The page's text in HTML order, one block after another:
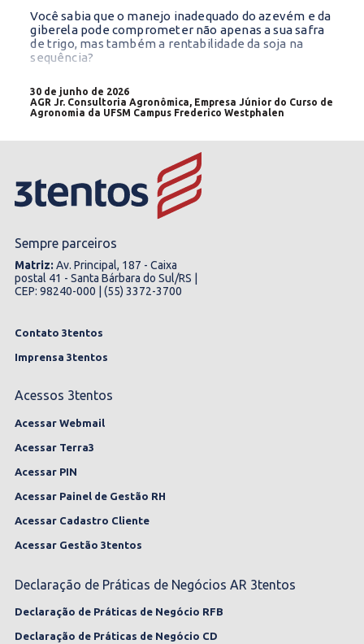
Você sabia que o manejo inadequado do azevém e da
giberela pode comprometer não apenas a sua safra
de trigo, mas também a rentabilidade da soja na
sequência?
30 de junho de 2026
AGR Jr. Consultoria Agronômica, Empresa Júnior do Curso de
Agronomia da UFSM Campus Frederico Westphalen
Sempre parceiros
Matriz: Av. Principal, 187 - Caixa
postal 41 - Santa Bárbara do Sul/RS |
CEP: 98240-000 | (55) 3372-3700
Contato 3tentos
Imprensa 3tentos
Acessos 3tentos
Acessar Webmail
Acessar Terra3
Acessar PIN
Acessar Painel de Gestão RH
Acessar Cadastro Cliente
Acessar Gestão 3tentos
Declaração de Práticas de Negócios AR 3tentos
Declaração de Práticas de Negócio RFB
Declaração de Práticas de Negócio CD